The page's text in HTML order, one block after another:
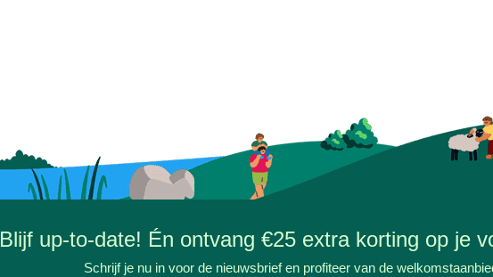
Blijf up-to-date! Én ontvang €25 extra korting op je
Schrijf je nu in voor de nieuwsbrief en profiteer van de